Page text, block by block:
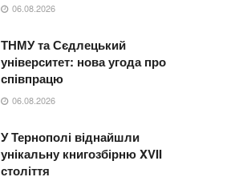
06.08.2026
ТНМУ та Сєдлецький
університет: нова угода про
співпрацю
06.08.2026
У Тернополі віднайшли
унікальну книгозбірню XVII
століття